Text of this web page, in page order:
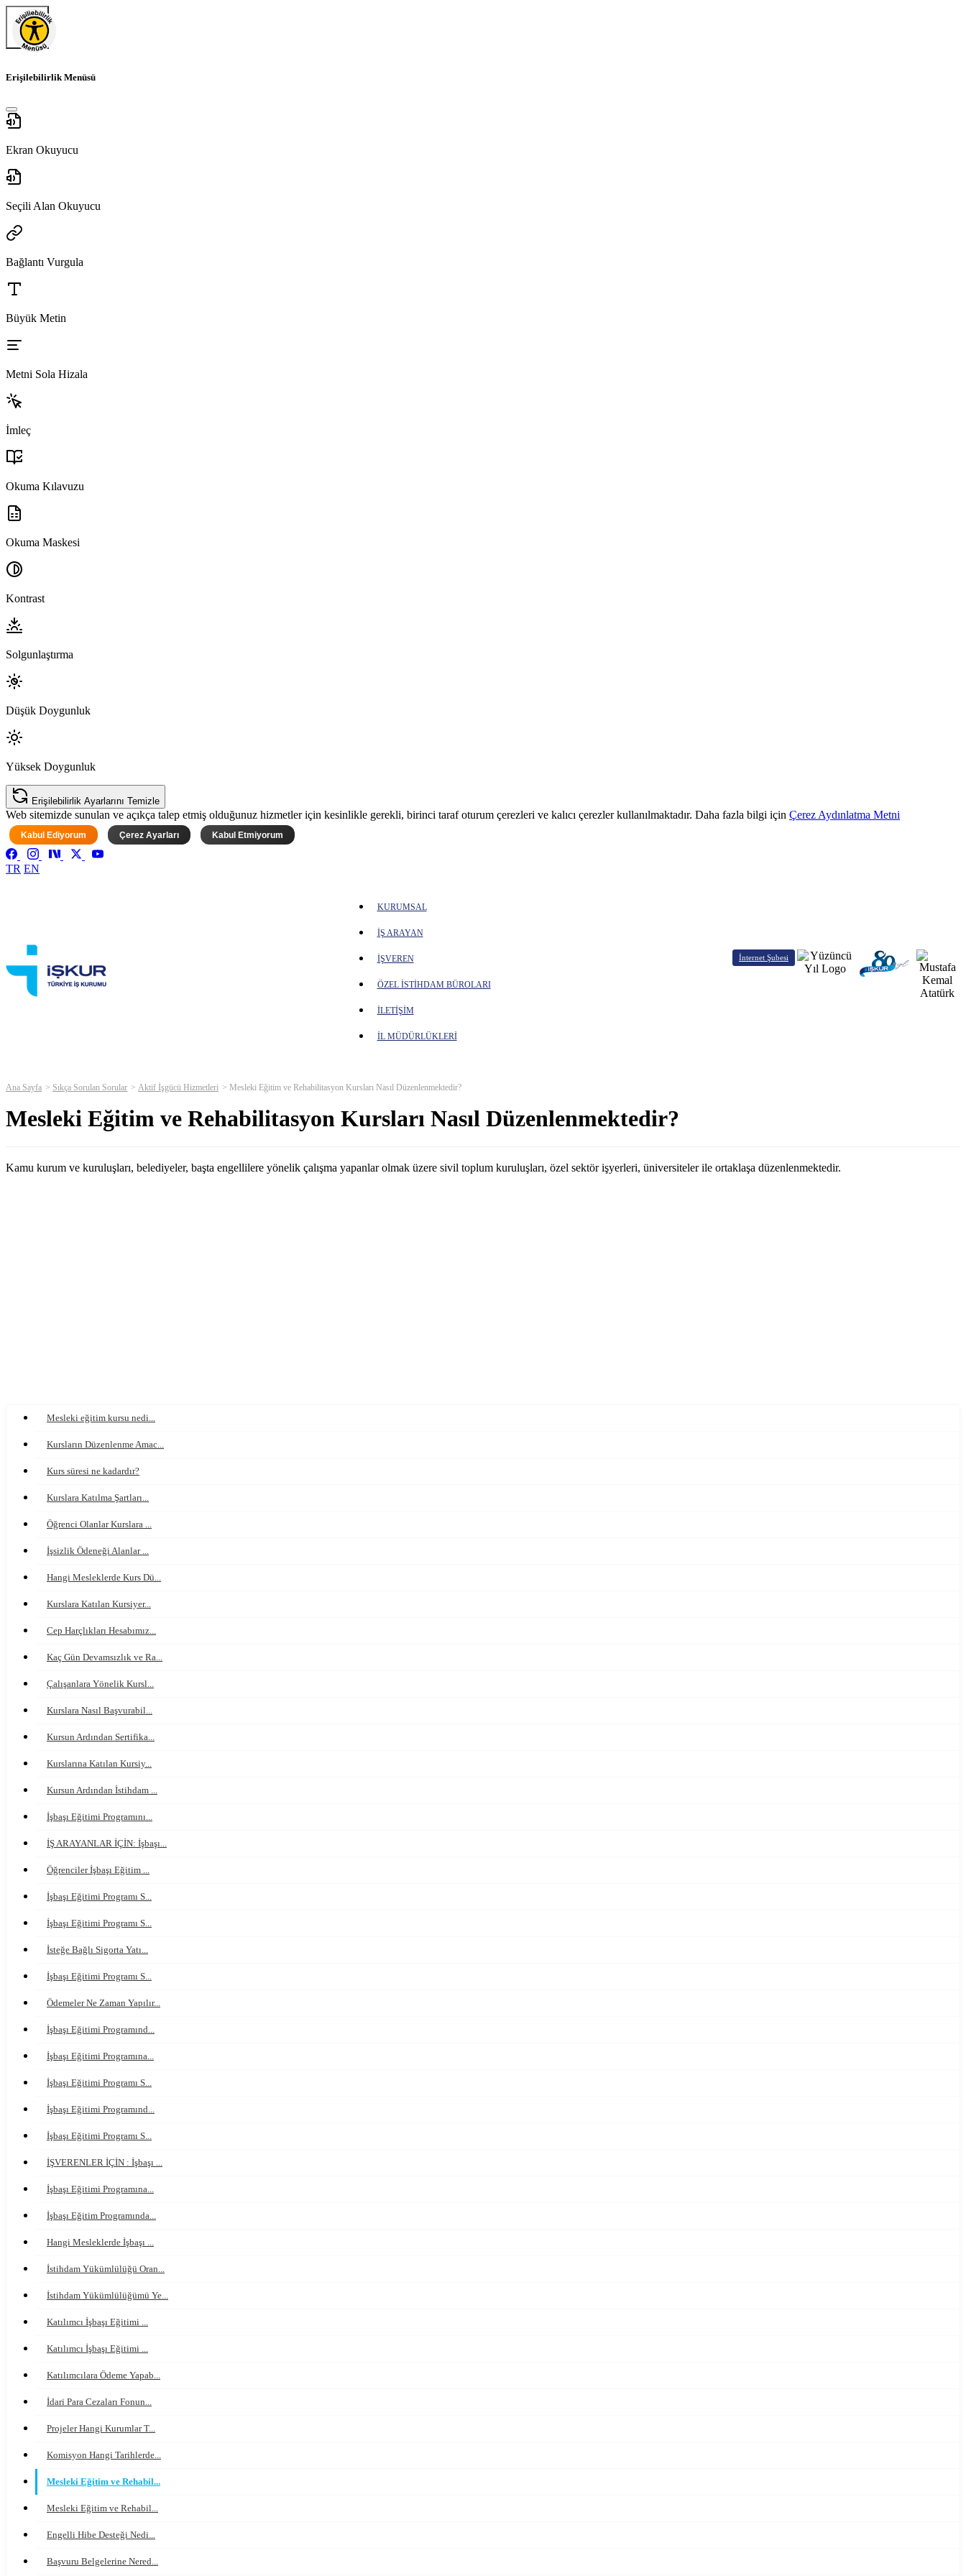
Erişilebilirlik Menüsü
Ekran Okuyucu
Seçili Alan Okuyucu
Bağlantı Vurgula
Büyük Metin
Metni Sola Hizala
İmleç
Okuma Kılavuzu
Okuma Maskesi
Kontrast
Solgunlaştırma
Düşük Doygunluk
Yüksek Doygunluk
Erişilebilirlik Ayarlarını Temizle
Web sitemizde sunulan ve açıkça talep etmiş olduğunuz hizmetler için kesinlikle gerekli, birinci taraf oturum çerezleri ve kalıcı çerezler kullanılmaktadır. Daha fazla bilgi için Çerez Aydınlatma Metni
Kabul Ediyorum Çerez Ayarları Kabul Etmiyorum
TR EN
KURUMSAL
İŞ ARAYAN
İŞVEREN
ÖZEL İSTİHDAM BÜROLARI
İLETİŞİM
İL MÜDÜRLÜKLERİ
İnternet Şubesi
Ana Sayfa Sıkça Sorulan Sorular Aktif İşgücü Hizmetleri Mesleki Eğitim ve Rehabilitasyon Kursları Nasıl Düzenlenmektedir?
Mesleki Eğitim ve Rehabilitasyon Kursları Nasıl Düzenlenmektedir?
Kamu kurum ve kuruluşları, belediyeler, başta engellilere yönelik çalışma yapanlar olmak üzere sivil toplum kuruluşları, özel sektör işyerleri, üniversiteler ile ortaklaşa düzenlenmektedir.
Mesleki eğitim kursu nedi...
Kursların Düzenlenme Amac...
Kurs süresi ne kadardır?
Kurslara Katılma Şartları...
Öğrenci Olanlar Kurslara ...
İşsizlik Ödeneği Alanlar ...
Hangi Mesleklerde Kurs Dü...
Kurslara Katılan Kursiyer...
Cep Harçlıkları Hesabımız...
Kaç Gün Devamsızlık ve Ra...
Çalışanlara Yönelik Kursl...
Kurslara Nasıl Başvurabil...
Kursun Ardından Sertifika...
Kurslarına Katılan Kursiy...
Kursun Ardından İstihdam ...
İşbaşı Eğitimi Programını...
İŞ ARAYANLAR İÇİN: İşbaşı...
Öğrenciler İşbaşı Eğitim ...
İşbaşı Eğitimi Programı S...
İşbaşı Eğitimi Programı S...
İsteğe Bağlı Sigorta Yatı...
İşbaşı Eğitimi Programı S...
Ödemeler Ne Zaman Yapılır...
İşbaşı Eğitimi Programınd...
İşbaşı Eğitimi Programına...
İşbaşı Eğitimi Programı S...
İşbaşı Eğitimi Programınd...
İşbaşı Eğitimi Programı S...
İŞVERENLER İÇİN : İşbaşı ...
İşbaşı Eğitimi Programına...
İşbaşı Eğitim Programında...
Hangi Mesleklerde İşbaşı ...
İstihdam Yükümlülüğü Oran...
İstihdam Yükümlülüğümü Ye...
Katılımcı İşbaşı Eğitimi ...
Katılımcı İşbaşı Eğitimi ...
Katılımcılara Ödeme Yapab...
İdari Para Cezaları Fonun...
Projeler Hangi Kurumlar T...
Komisyon Hangi Tarihlerde...
Mesleki Eğitim ve Rehabil...
Mesleki Eğitim ve Rehabil...
Engelli Hibe Desteği Nedi...
Başvuru Belgelerine Nered...